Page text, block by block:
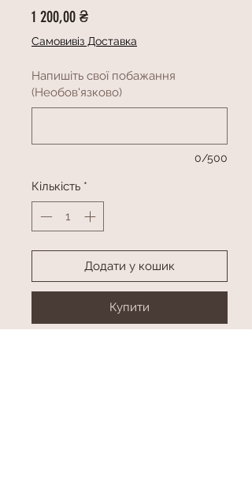
1 200,00 ₴Ціна
Самовивіз Доставка
Напишіть свої побажання
(Необов'язково)
0/500
Кількість *
Додати у кошик
Купити